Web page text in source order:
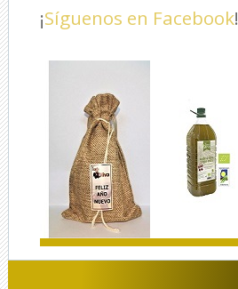
¡Síguenos en Facebook!